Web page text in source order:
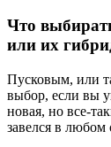
Что
или их
Пусковым, или
выбор, если вы
новая, но все-
завелся в любом